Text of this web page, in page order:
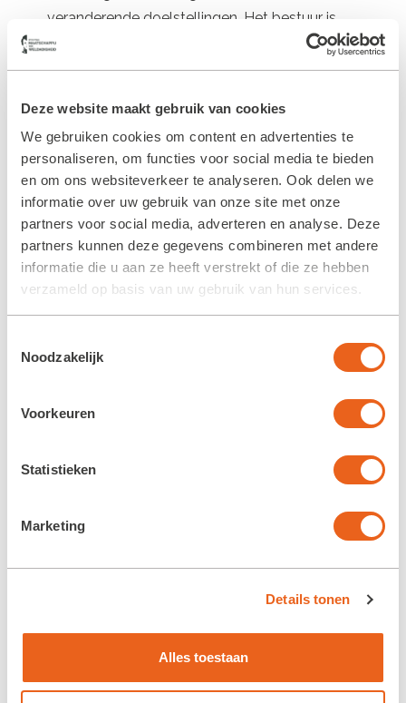
Deze website maakt gebruik van cookies
We gebruiken cookies om content en advertenties te
personaliseren, om functies voor social media te bieden
en om ons websiteverkeer te analyseren. Ook delen we
informatie over uw gebruik van onze site met onze
partners voor social media, adverteren en analyse. Deze
partners kunnen deze gegevens combineren met andere
informatie die u aan ze heeft verstrekt of die ze hebben
verzameld op basis van uw gebruik van hun services.
Noodzakelijk
Voorkeuren
Statistieken
Marketing
Details tonen
Alles toestaan
veranderende doelstellingen. Het bestuur is
steeds meer werkzaamheden gaan delegeren
aan de directeur en zijn team en komt steeds
gaandeweg de functie van toezichthouder
gekregen, en van sparring partner ten aanzien
van strategie en visie. Deze week is besloten
om de bestuursstructuur van de stichting daar
formeel op aan te laten sluiten.
Per 2 juli 2024 heeft stichting Maatschappij
van Weldadigheid niet langer een bestuur,
genomen. In onze ogen is dit een historische
dit besluit zorgvuldig gewogen en voorbereid.
De beslissing is meteen geformaliseerd door
het ondertekenen van de nieuwe statuten. Een
plechtig moment en een mooie stap naar de
toekomst en naar behoud van onze stichting.